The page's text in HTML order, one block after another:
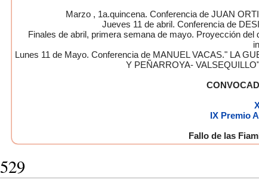
Marzo , 1a.quincena. Conferencia de JUAN
Jueves 11 de abril. Conferencia de
Finales de abril, primera semana de mayo. Proyección
Lunes 11 de Mayo. Conferencia de MANUEL VACAS." LA
Y PEÑARROYA-
IX Premio
Fallo de las
529